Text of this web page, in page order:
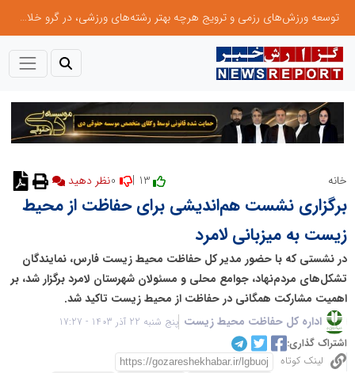
توسعه ورزش‌های رزمی و ترویج هرچه بهتر رشته‌های ورزشی، در گرو خلاقیت و نوآوری است
خانه 13 |
برگزاری نشست هم‌اندیشی برای حفاظت از محیط
زیست به میزبانی لامرد
در نشستی که با حضور مدیر کل حفاظت محیط زیست فارس، نمایندگان
تشکل‌های مردم‌نهاد، جوامع محلی و مسئولان شهرستان لامرد برگزار شد، بر
اهمیت مشارکت همگانی در حفاظت از محیط زیست تاکید شد.
اداره کل حفاظت محیط زیست پنج شنبه 22 آذر 1403 - 17:27
اشتراک گذاری:
لینک کوتاه